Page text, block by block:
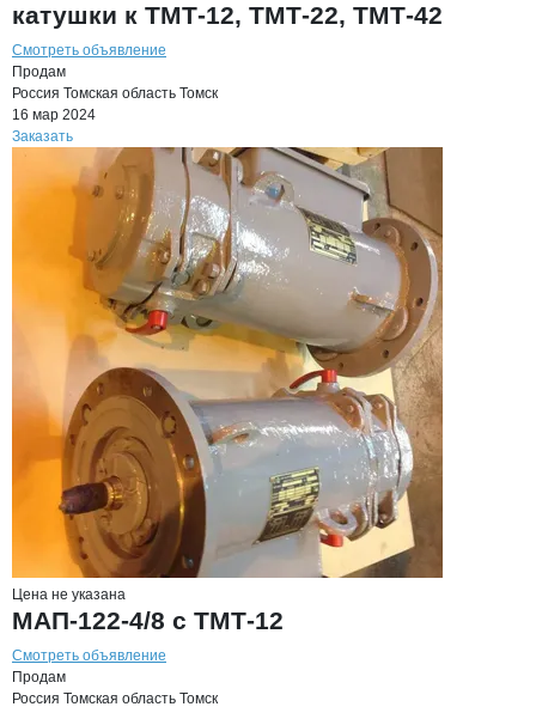
катушки к ТМТ-12, ТМТ-22, ТМТ-42
Смотреть объявление
Продам
Россия Томская область Томск
16 мар 2024
Заказать
Цена не указана
МАП-122-4/8 с ТМТ-12
Смотреть объявление
Продам
Россия Томская область Томск